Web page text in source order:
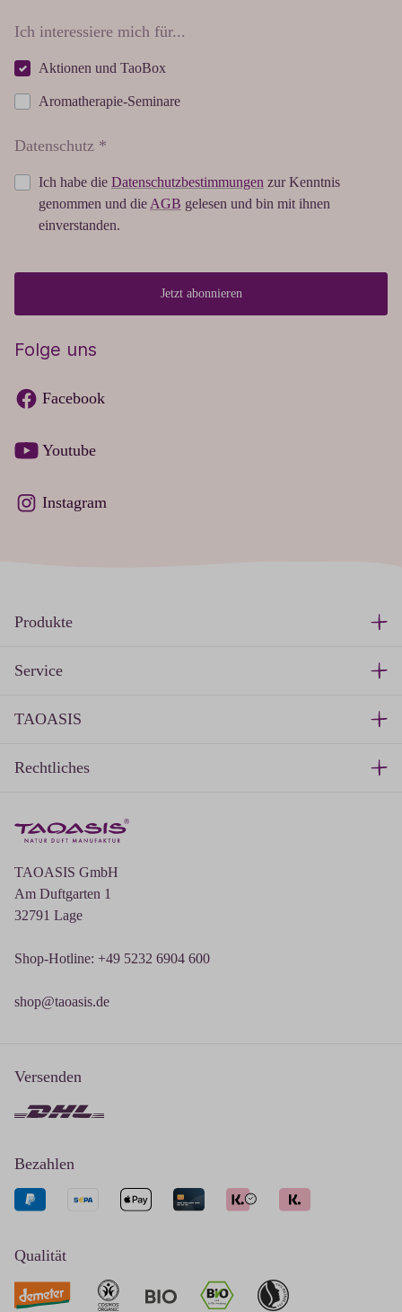
Ich interessiere mich für...
Aktionen und TaoBox
Aromatherapie-Seminare
Datenschutz *
Ich habe die Datenschutzbestimmungen zur Kenntnis
genommen und die AGB gelesen und bin mit ihnen
einverstanden.
Jetzt abonnieren
Folge uns
Facebook
Youtube
Instagram
TAOASIS GmbH
Am Duftgarten 1
32791 Lage
Shop-Hotline: +49 5232 6904 600
shop@taoasis.de
Produkte
Service
TAOASIS
Rechtliches
Versenden
Bezahlen
Qualität